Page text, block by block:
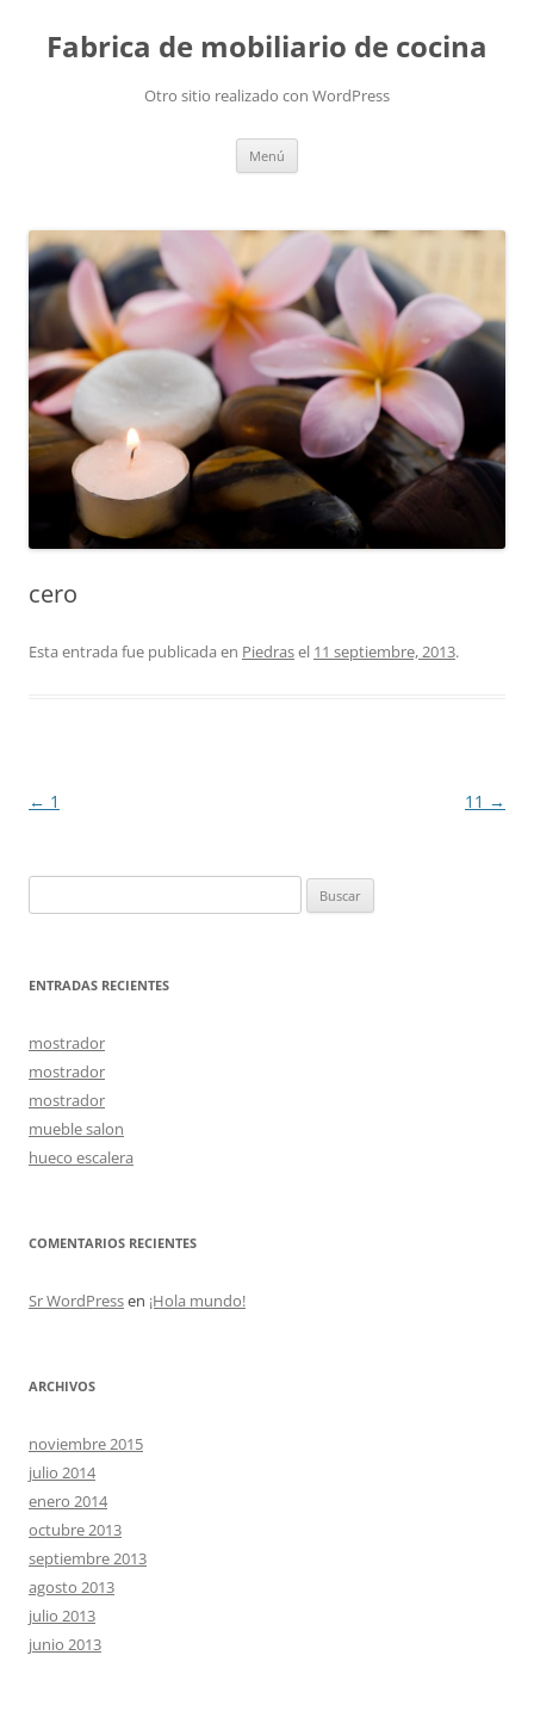
Fabrica de mobiliario de cocina
Otro sitio realizado con WordPress
Menú
cero
Esta entrada fue publicada en Piedrasel 11 septiembre, 2013.
Navegación
← 1 11 →
ENTRADAS RECIENTES
mostrador
mostrador
mostrador
mueble salon
hueco escalera
COMENTARIOS RECIENTES
Sr WordPressen ¡Hola mundo!
ARCHIVOS
noviembre 2015
julio 2014
enero 2014
octubre 2013
septiembre 2013
agosto 2013
julio 2013
junio 2013